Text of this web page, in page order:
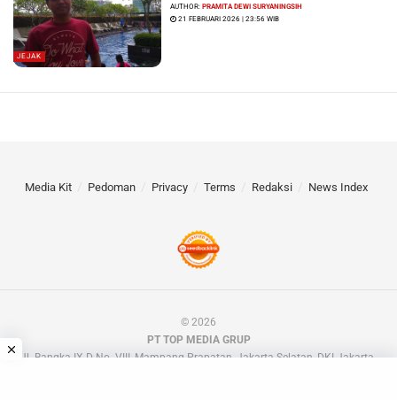
JEJAK
AUTHOR:PRAMITA DEWI SURYANINGSIH
21 FEBRUARI 2026 | 23:56 WIB
Media Kit Pedoman Privacy Terms Redaksi News Index
© 2026
PT TOP MEDIA GRUP
Jl. Bangka IX D No. VIII, Mampang Prapatan, Jakarta Selatan, DKI Jakarta.